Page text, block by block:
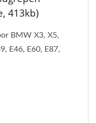
413kb)
BMW X3, X5,
E46, E60, E87,